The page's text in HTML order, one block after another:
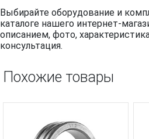
Выбирайте оборудование и
каталоге нашего интернет-
описанием, фото,
консультация.
Похожие товары